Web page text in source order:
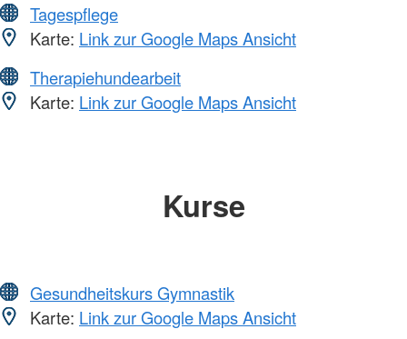
Tagespflege
Karte: Link zur Google Maps Ansicht
Therapiehundearbeit
Karte: Link zur Google Maps Ansicht
Kurse
Gesundheitskurs Gymnastik
Karte: Link zur Google Maps Ansicht